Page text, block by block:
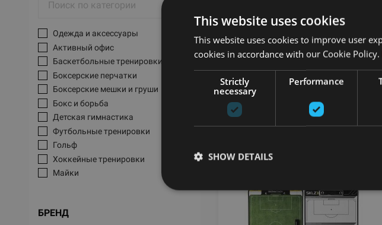
Одежда и аксессуары
Активный офис
Баскетбольные тренировки
Боксерские перчатки
Боксерские мешки и груши
Бокс и борьба
Детская гимнастика
Футбольные тренировки
Гольф
Хоккейные тренировки
Майки
БРЕНД
912.23€
добавить в
корзину
Футбольные тренировки
This website uses cookies
This website uses cookies to improve user
cookies in accordance with our Cookie Policy.
Strictly
necessary
Performance
SHOW DETAILS